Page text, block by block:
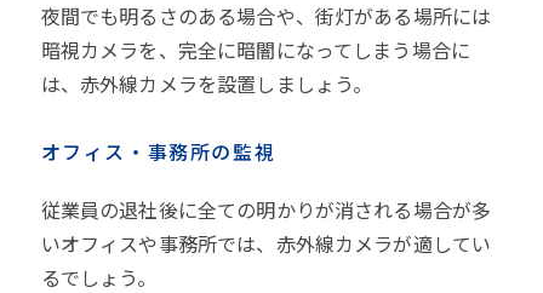
夜間でも明るさのある場合や、街灯がある場所には
暗視カメラを、完全に暗闇になってしまう場合に
は、赤外線カメラを設置しましょう。
オフィス・事務所の監視
従業員の退社後に全ての明かりが消される場合が多
いオフィスや事務所では、赤外線カメラが適してい
るでしょう。